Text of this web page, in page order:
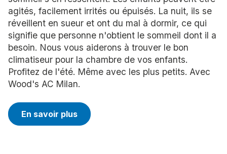
agités, facilement irrités ou épuisés. La nuit, ils se
réveillent en sueur et ont du mal à dormir, ce qui
signifie que personne n'obtient le sommeil dont il a
besoin. Nous vous aiderons à trouver le bon
climatiseur pour la chambre de vos enfants.
Profitez de l'été. Même avec les plus petits. Avec
Wood's AC Milan.
En savoir plus